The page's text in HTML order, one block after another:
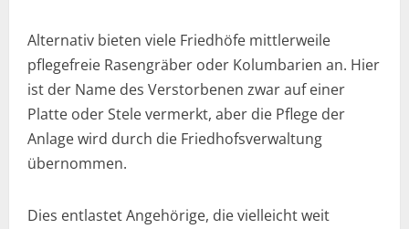
Alternativ bieten viele Friedhöfe mittlerweile
pflegefreie Rasengräber oder Kolumbarien an. Hier
ist der Name des Verstorbenen zwar auf einer
Platte oder Stele vermerkt, aber die Pflege der
Anlage wird durch die Friedhofsverwaltung
übernommen.
Dies entlastet Angehörige, die vielleicht weit